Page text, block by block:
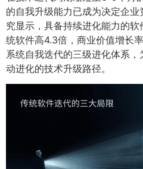
的自我升级能力已成为决定企
究显示，具备持续进化能力的
统软件高4.3倍，商业价值增长
系统自我迭代的三级进化体系
动进化的技术升级路径。